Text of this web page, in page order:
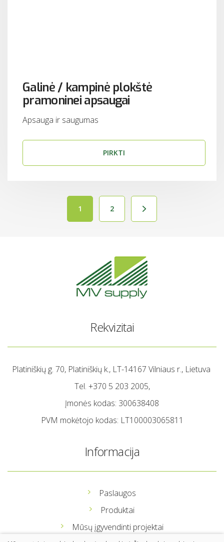
Galinė / kampinė plokštė
pramoninei apsaugai
Apsauga ir saugumas
PIRKTI
1 2
Rekvizitai
Platiniškių g. 70, Platiniškių k., LT-14167 Vilniaus r., Lietuva
Tel. +370 5 203 2005,
Įmonės kodas: 300638408
PVM mokėtojo kodas: LT100003065811
Informacija
Paslaugos
Produktai
Mūsų įgyvendinti projektai